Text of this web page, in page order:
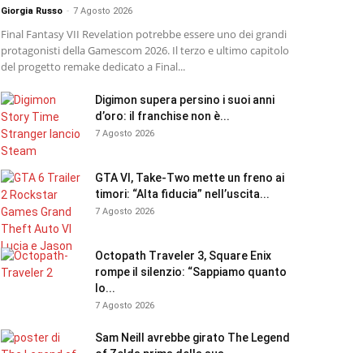
Giorgia Russo - 7 Agosto 2026
Final Fantasy VII Revelation potrebbe essere uno dei grandi
protagonisti della Gamescom 2026. Il terzo e ultimo capitolo
del progetto remake dedicato a Final...
Digimon supera persino i suoi anni
d’oro: il franchise non è...
7 Agosto 2026
GTA VI, Take-Two mette un freno ai
timori: “Alta fiducia” nell’uscita...
7 Agosto 2026
Octopath Traveler 3, Square Enix
rompe il silenzio: “Sappiamo quanto
lo...
7 Agosto 2026
Sam Neill avrebbe girato The Legend